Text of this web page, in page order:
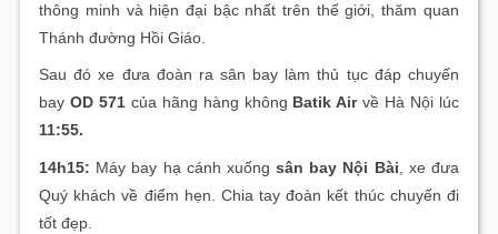
thông minh và hiện đại bậc nhất trên thế giới, thăm quan
Thánh đường Hồi Giáo.
Sau đó xe đưa đoàn ra sân bay làm thủ tục đáp chuyến
bayOD 571 của hãng hàng không Batik Airvề Hà Nội lúc
11:55.
14h15: Máy bay hạ cánh xuốngsân bay Nội Bài , xe đưa
Quý khách về điểm hẹn. Chia tay đoàn kết thúc chuyến đi
tốt đẹp.